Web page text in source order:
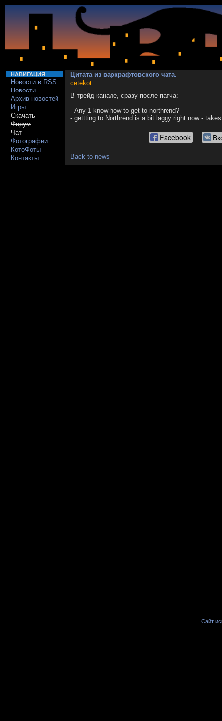
НАВИГАЦИЯ
Новости в RSS
Новости
Архив новостей
Игры
Скачать
Форум
Чат
Фотографии
КотоФоты
Контакты
Цитата из варкрафтовского чата.
cetekot
В трейд-канале, сразу после патча:
- Any 1 know how to get to northrend?
- gettting to Northrend is a bit laggy right now -
Facebook
Back to news
Сайт